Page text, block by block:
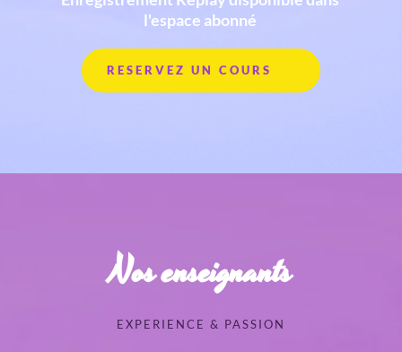
l'espace abonné
RESERVEZ UN COURS
Nos enseignants
EXPERIENCE & PASSION